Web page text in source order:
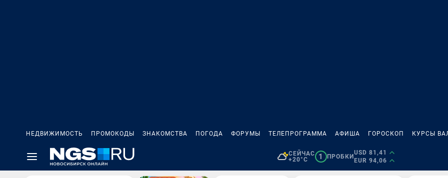
НЕДВИЖИМОСТЬ ПРОМОКОДЫ ЗНАКОМСТВА ПОГОДА ФОРУМЫ ТЕЛЕПРОГРАММА АФИША ГОРОСКОП КУРСЫ
СЕЙЧАС
+20°C
1 ПРОБКИ
USD 81,41
EUR 94,06